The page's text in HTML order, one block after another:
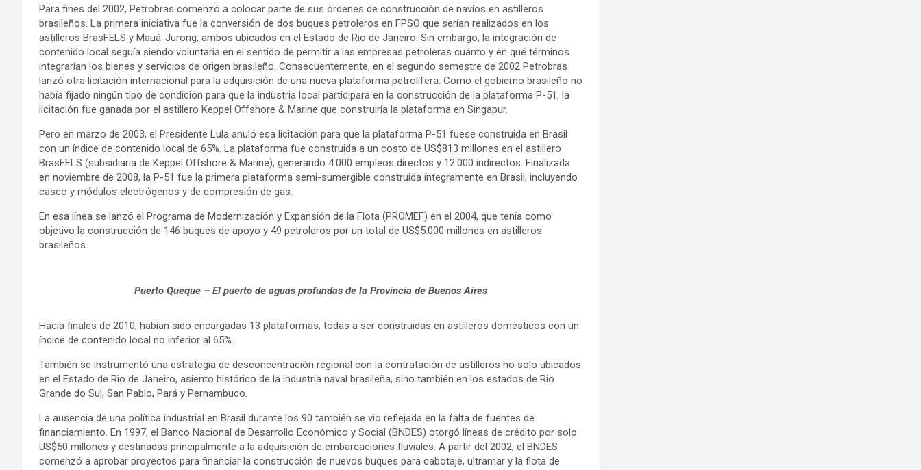
Para fines del 2002, Petrobras comenzó a colocar parte de sus órdenes de construcción de navíos en astilleros
brasileños. La primera iniciativa fue la conversión de dos buques petroleros en FPSO que serían realizados en los
astilleros BrasFELS y Mauá-Jurong, ambos ubicados en el Estado de Rio de Janeiro. Sin embargo, la integración de
contenido local seguía siendo voluntaria en el sentido de permitir a las empresas petroleras cuánto y en qué términos
integrarían los bienes y servicios de origen brasileño. Consecuentemente, en el segundo semestre de 2002 Petrobras
lanzó otra licitación internacional para la adquisición de una nueva plataforma petrolífera. Como el gobierno brasileño no
había fijado ningún tipo de condición para que la industria local participara en la construcción de la plataforma P-51, la
licitación fue ganada por el astillero Keppel Offshore & Marine que construiría la plataforma en Singapur.
Pero en marzo de 2003, el Presidente Lula anuló esa licitación para que la plataforma P-51 fuese construida en Brasil
con un índice de contenido local de 65%. La plataforma fue construida a un costo de US$813 millones en el astillero
BrasFELS (subsidiaria de Keppel Offshore & Marine), generando 4.000 empleos directos y 12.000 indirectos. Finalizada
en noviembre de 2008, la P-51 fue la primera plataforma semi-sumergible construida íntegramente en Brasil, incluyendo
casco y módulos electrógenos y de compresión de gas.
En esa línea se lanzó el Programa de Modernización y Expansión de la Flota (PROMEF) en el 2004, que tenía como
objetivo la construcción de 146 buques de apoyo y 49 petroleros por un total de US$5.000 millones en astilleros
brasileños.
Puerto Queque – El puerto de aguas profundas de la Provincia de Buenos Aires
Hacia finales de 2010, habían sido encargadas 13 plataformas, todas a ser construidas en astilleros domésticos con un
índice de contenido local no inferior al 65%.
También se instrumentó una estrategia de desconcentración regional con la contratación de astilleros no solo ubicados
en el Estado de Rio de Janeiro, asiento histórico de la industria naval brasileña, sino también en los estados de Rio
Grande do Sul, San Pablo, Pará y Pernambuco.
La ausencia de una política industrial en Brasil durante los 90 también se vio reflejada en la falta de fuentes de
financiamiento. En 1997, el Banco Nacional de Desarrollo Económico y Social (BNDES) otorgó líneas de crédito por solo
US$50 millones y destinadas principalmente a la adquisición de embarcaciones fluviales. A partir del 2002, el BNDES
comenzó a aprobar proyectos para financiar la construcción de nuevos buques para cabotaje, ultramar y la flota de